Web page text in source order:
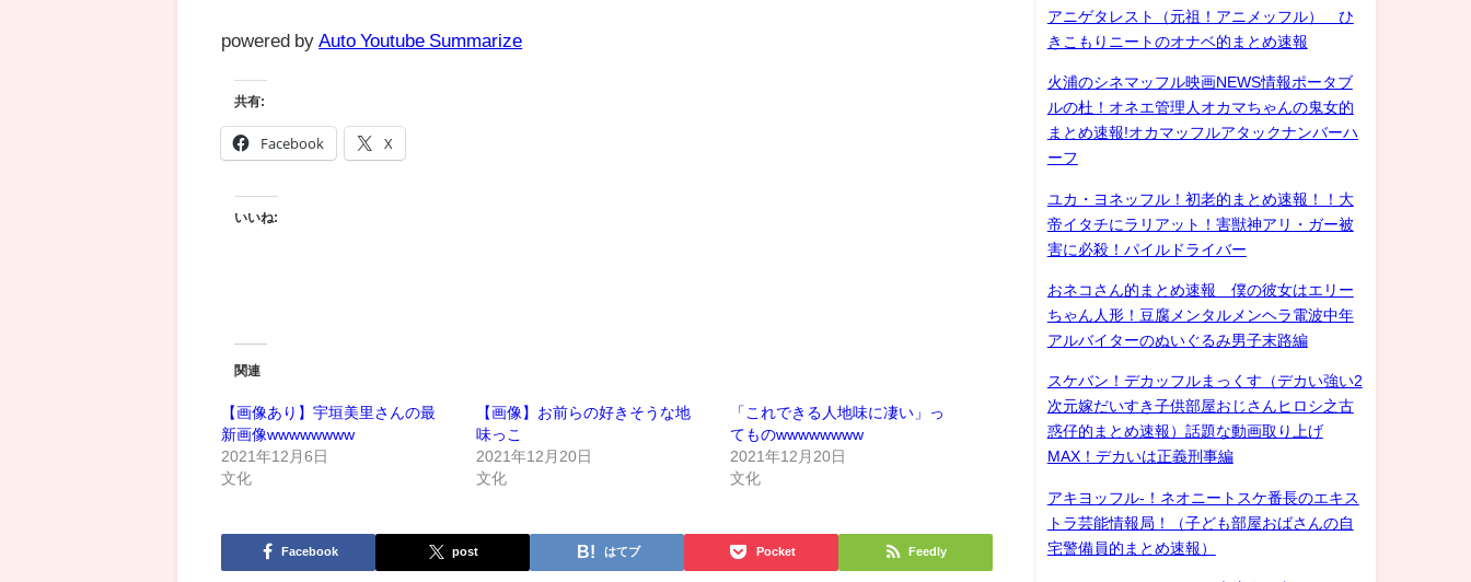
powered by Auto Youtube Summarize
共有:
Facebook X
いいね:
関連
【画像あり】宇垣美里さんの最
新画像wwwwwwww
2021年12月6日
文化
【画像】お前らの好きそうな地
味っこ
2021年12月20日
文化
「これできる人地味に凄い」っ
てものwwwwwwww
2021年12月20日
文化
Facebook post はてブ Pocket Feedly
アニゲタレスト（元祖！アニメッフル） ひ
きこもりニートのオナベ的まとめ速報
火浦のシネマッフル映画NEWS情報ポータブ
ルの杜！オネエ管理人オカマちゃんの鬼女的
まとめ速報!オカマッフルアタックナンバーハ
ーフ
ユカ・ヨネッフル！初老的まとめ速報！！大
帝イタチにラリアット！害獣神アリ・ガー被
害に必殺！パイルドライバー
おネコさん的まとめ速報 僕の彼女はエリー
ちゃん人形！豆腐メンタルメンヘラ電波中年
アルバイターのぬいぐるみ男子末路編
スケバン！デカッフルまっくす（デカい強い2
次元嫁だいすき子供部屋おじさんヒロシ之古
惑仔的まとめ速報）話題な動画取り上げ
MAX！デカいは正義刑事編
アキヨッフル-！ネオニートスケ番長のエキス
トラ芸能情報局！（子ども部屋おばさんの自
宅警備員的まとめ速報）